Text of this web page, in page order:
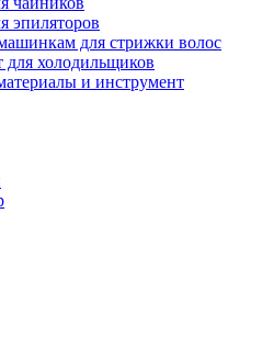
эпиляторов
для стрижки волос
для холодильщиков
и инструмент